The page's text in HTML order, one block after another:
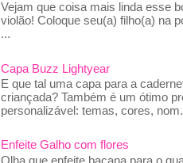
Vejam que coisa mais linda esse
violão! Coloque seu(a) filho(a) na
...
Capa Buzz Lightyear
E que tal uma capa para a
criançada? Também é um ótimo
personalizável: temas, cores,
Enfeite Galho com flores
Olha que enfeite bacana para o